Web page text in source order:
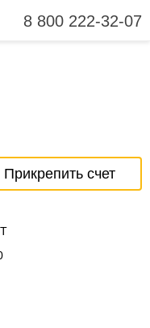
Прикрепить счет
8 800 222-32-07